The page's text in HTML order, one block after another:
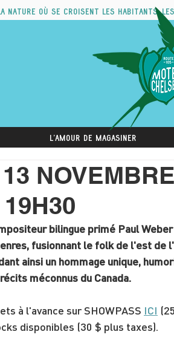
la nature où se croisent les habitants,
L'amour de magasiner
bilingue primé Paul
fusionnant le folk de l'est de
ainsi un hommage unique,
méconnus du Canada.
à l'avance sur SHOWPASS ICI
disponibles (30 $ plus taxes).